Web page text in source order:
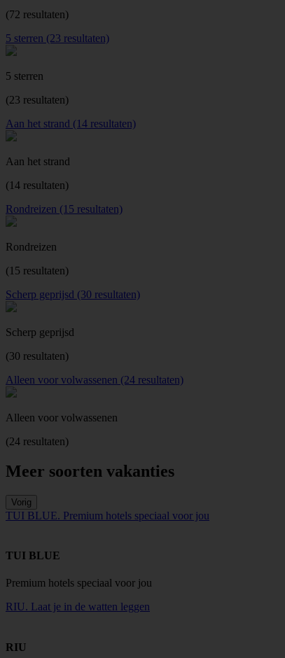
(72 resultaten)
5 sterren (23 resultaten)
5 sterren
(23 resultaten)
Aan het strand (14 resultaten)
Aan het strand
(14 resultaten)
Rondreizen (15 resultaten)
Rondreizen
(15 resultaten)
Scherp geprijsd (30 resultaten)
Scherp geprijsd
(30 resultaten)
Alleen voor volwassenen (24 resultaten)
Alleen voor volwassenen
(24 resultaten)
Meer soorten vakanties
Vorig
TUI BLUE. Premium hotels speciaal voor jou
TUI BLUE
Premium hotels speciaal voor jou
RIU. Laat je in de watten leggen
RIU